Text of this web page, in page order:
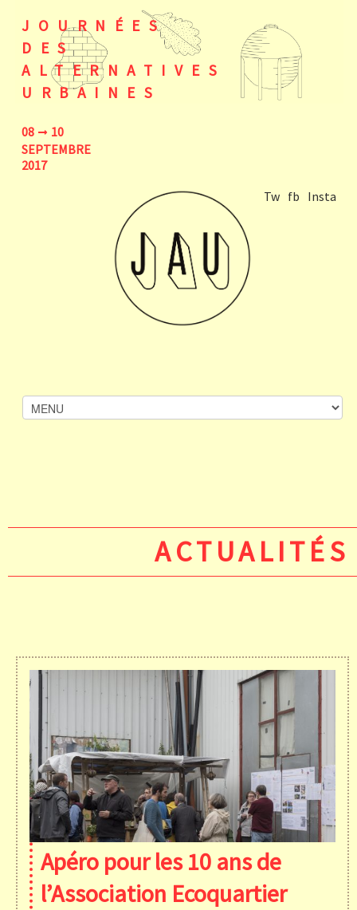
08
10
SEPTEMBRE
2017
JOURNÉES
DES
ALTERNATIVES
URBAINES
Tw fb Insta
ACTUALITÉS
Apéro pour les 10 ans de
l’Association Ecoquartier